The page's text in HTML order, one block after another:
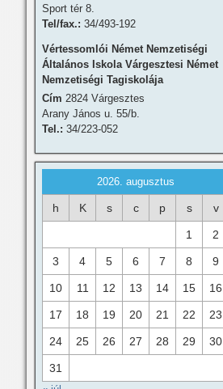
Sport tér 8.
Tel/fax.: 34/493-192
Vértessomlói Német Nemzetiségi
Általános Iskola Várgesztesi Német
Nemzetiségi Tagiskolája
Cím 2824 Várgesztes
Arany János u. 55/b.
Tel.: 34/223-052
2026. augusztus
h K s c p s v
1 2
3 4 5 6 7 8 9
10 11 12 13 14 15 16
17 18 19 20 21 22 23
24 25 26 27 28 29 30
31